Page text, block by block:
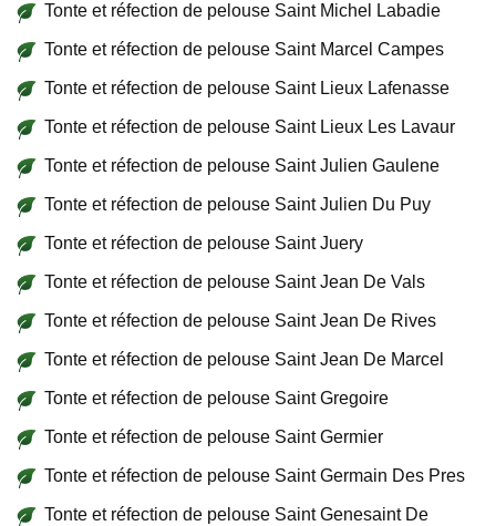
Tonte et réfection de pelouse Saint Michel Labadie
Tonte et réfection de pelouse Saint Marcel Campes
Tonte et réfection de pelouse Saint Lieux Lafenasse
Tonte et réfection de pelouse Saint Lieux Les Lavaur
Tonte et réfection de pelouse Saint Julien Gaulene
Tonte et réfection de pelouse Saint Julien Du Puy
Tonte et réfection de pelouse Saint Juery
Tonte et réfection de pelouse Saint Jean De Vals
Tonte et réfection de pelouse Saint Jean De Rives
Tonte et réfection de pelouse Saint Jean De Marcel
Tonte et réfection de pelouse Saint Gregoire
Tonte et réfection de pelouse Saint Germier
Tonte et réfection de pelouse Saint Germain Des Pres
Tonte et réfection de pelouse Saint Genesaint De